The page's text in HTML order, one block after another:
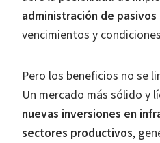
administración de pasivos
vencimientos y
Pero los beneficios no se
Un mercado más sólido y
nuevas inversiones en
sectores productivos,